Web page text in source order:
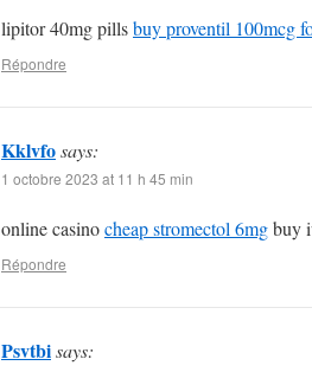
lipitor 40mg pillsbuy proventil 100mcg
Répondre
Kklvfosays:
1 octobre 2023 at 11 h 45 min
online casinocheap stromectol 6mgbuy
Répondre
Psvtbisays: